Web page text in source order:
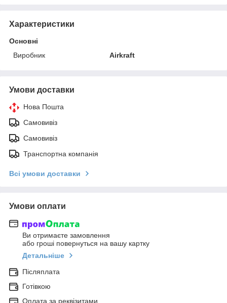
Характеристики
Основні
Виробник
Airkraft
Умови доставки
Нова Пошта
Самовивіз
Самовивіз
Транспортна компанія
Всі умови доставки
Умови оплати
Ви отримаєте замовлення
або гроші повернуться на вашу картку
Детальніше
Післяплата
Готівкою
Оплата за реквізитами